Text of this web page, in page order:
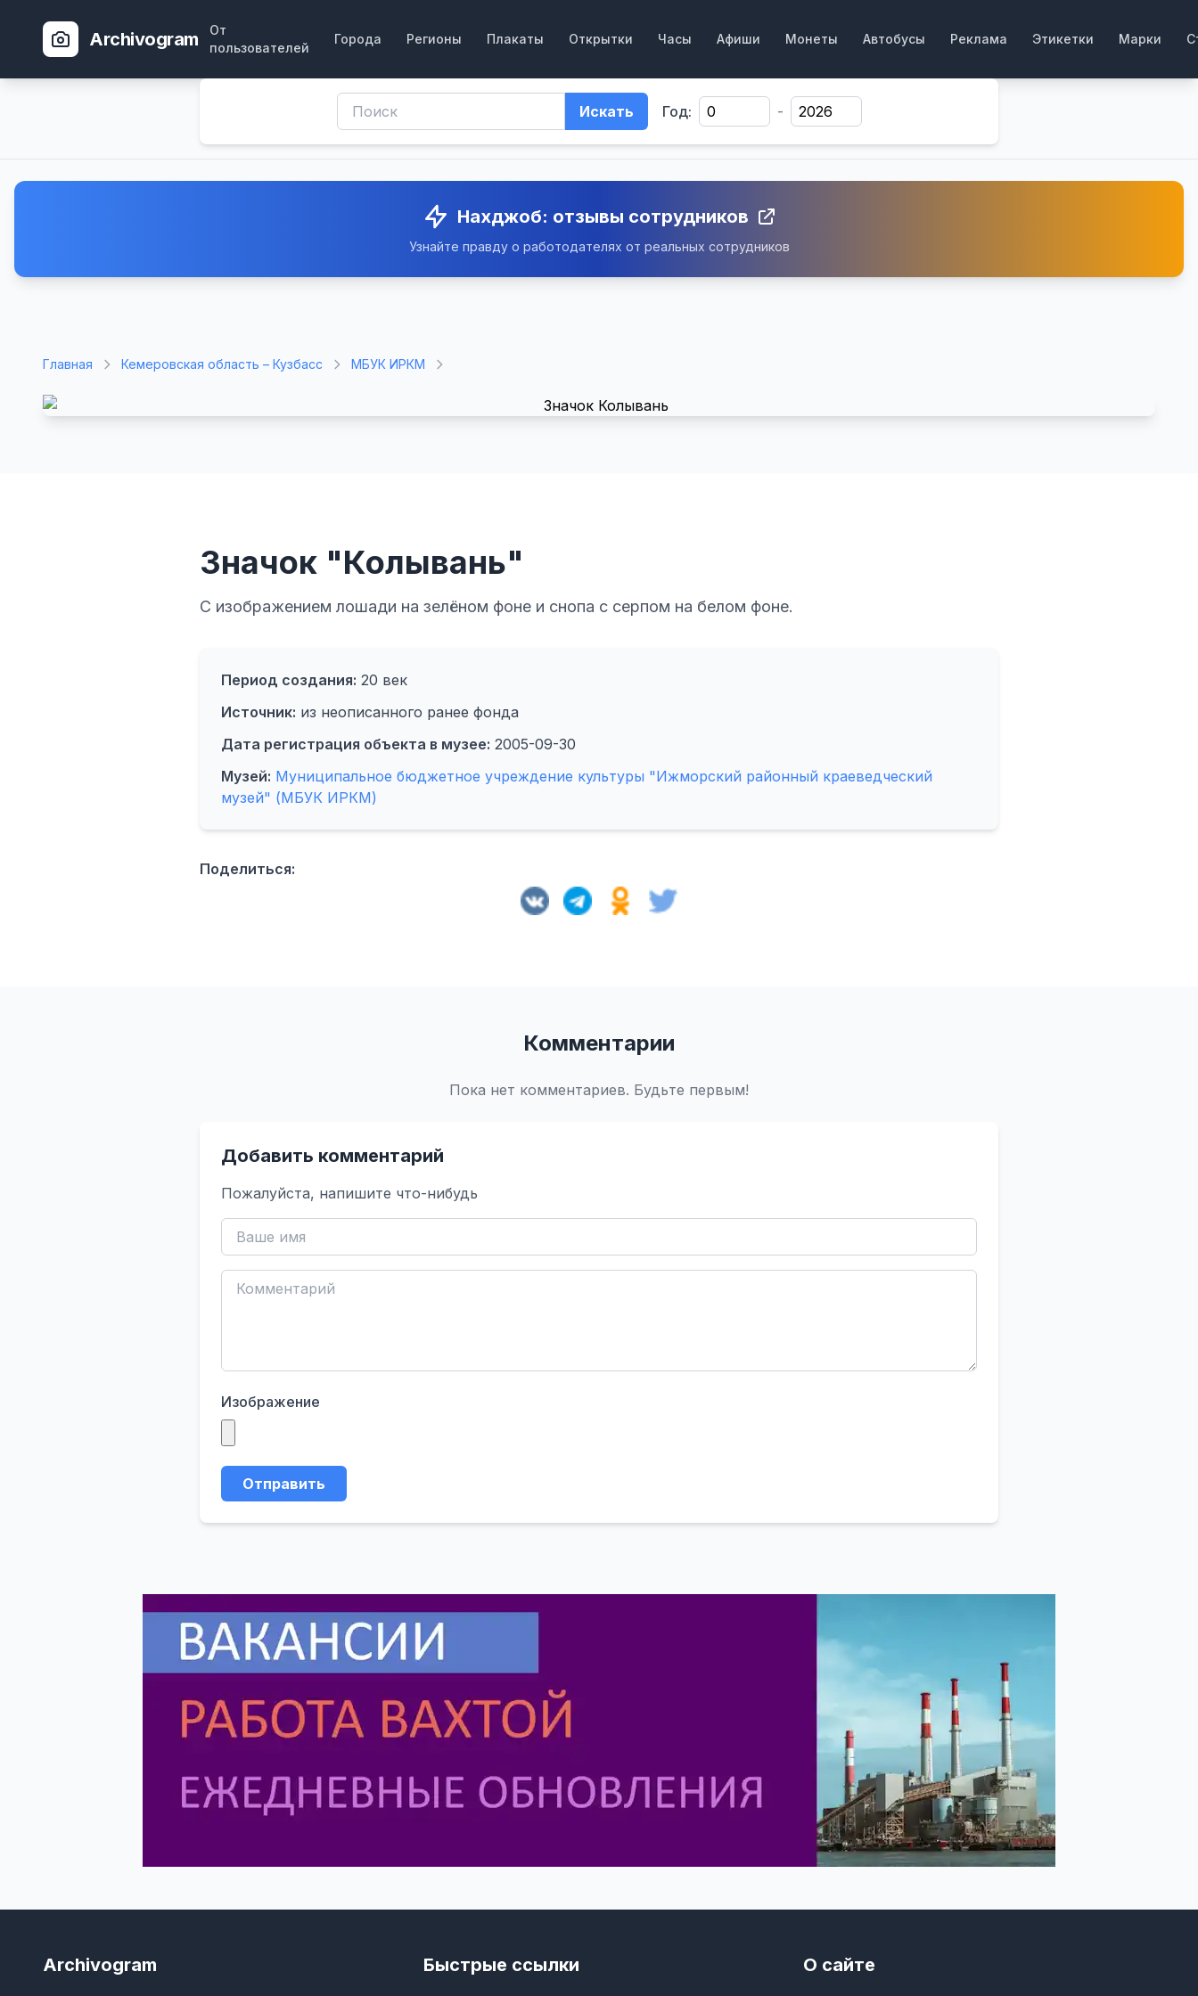
Archivogram
От
пользователей
Города Регионы Плакаты Открытки Часы Афиши Монеты Автобусы Реклама Этикетки Марки
Искать Год: -
Нахджоб: отзывы сотрудников
Узнайте правду о работодателях от реальных сотрудников
Главная Кемеровская область – Кузбасс МБУК ИРКМ
Значок "Колывань"
С изображением лошади на зелёном фоне и снопа с серпом на белом фоне.
Период создания: 20 век
Источник: из неописанного ранее фонда
Дата регистрация объекта в музее: 2005-09-30
Музей: Муниципальное бюджетное учреждение культуры "Ижморский районный краеведческий
музей" (МБУК ИРКМ)
Поделиться:
Комментарии
Пока нет комментариев. Будьте первым!
Добавить комментарий
Пожалуйста, напишите что-нибудь
Изображение
Отправить
Archivogram Быстрые ссылки О сайте